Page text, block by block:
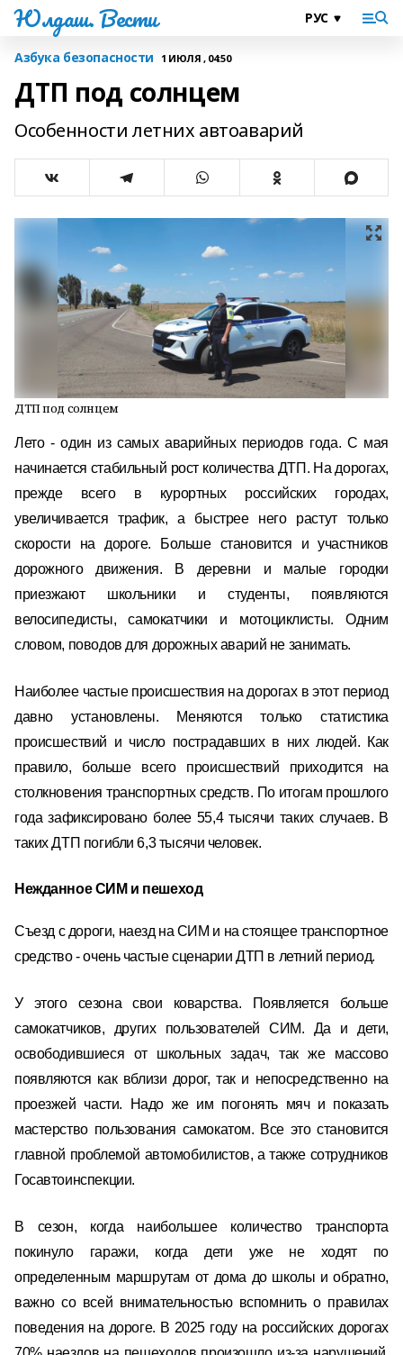
Юлдаш. Вести
Азбука безопасности 1 ИЮЛЯ , 04:50
ДТП под солнцем
Особенности летних автоаварий
ДТП под солнцем
Лето - один из самых аварийных периодов года. С мая
начинается стабильный рост количества ДТП. На дорогах,
прежде всего в курортных российских городах,
увеличивается трафик, а быстрее него растут только
скорости на дороге. Больше становится и участников
дорожного движения. В деревни и малые городки
приезжают школьники и студенты, появляются
велосипедисты, самокатчики и мотоциклисты. Одним
словом, поводов для дорожных аварий не занимать.
Наиболее частые происшествия на дорогах в этот период
давно установлены. Меняются только статистика
происшествий и число пострадавших в них людей. Как
правило, больше всего происшествий приходится на
столкновения транспортных средств. По итогам прошлого
года зафиксировано более 55,4 тысячи таких случаев. В
таких ДТП погибли 6,3 тысячи человек.
Нежданное СИМ и пешеход
Съезд с дороги, наезд на СИМ и на стоящее транспортное
средство - очень частые сценарии ДТП в летний период.
У этого сезона свои коварства. Появляется больше
самокатчиков, других пользователей СИМ. Да и дети,
освободившиеся от школьных задач, так же массово
появляются как вблизи дорог, так и непосредственно на
проезжей части. Надо же им погонять мяч и показать
мастерство пользования самокатом. Все это становится
главной проблемой автомобилистов, а также сотрудников
Госавтоинспекции.
В сезон, когда наибольшее количество транспорта
покинуло гаражи, когда дети уже не ходят по
определенным маршрутам от дома до школы и обратно,
важно со всей внимательностью вспомнить о правилах
поведения на дороге. В 2025 году на российских дорогах